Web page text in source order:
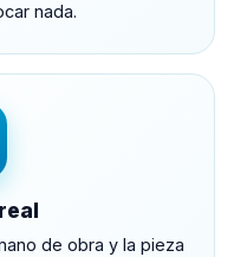
nada.
de obra y la pieza